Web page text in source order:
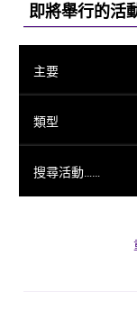
即將舉行的活
主要
類型